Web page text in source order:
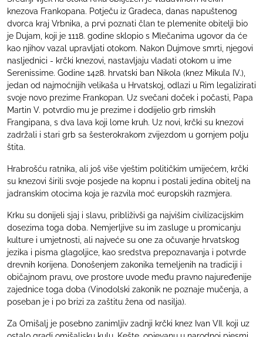
knezova Frankopana. Potječu iz Gradeca, danas napuštenog
dvorca kraj Vrbnika, a prvi poznati član te plemenite obitelji bio
je Dujam, koji je 1118. godine sklopio s Mlečanima ugovor da će
kao njihov vazal upravljati otokom. Nakon Dujmove smrti, njegovi
nasljednici - krčki knezovi, nastavljaju vladati otokom u ime
Serenissime. Godine 1428. hrvatski ban Nikola (knez Mikula IV.),
jedan od najmoćnijih velikaša u Hrvatskoj, odlazi u Rim legalizirati
svoje novo prezime Frankopan. Uz svečani doček i počasti, Papa
Martin V. potvrdio mu je prezime i dodijelio grb rimskih
Frangipana, s dva lava koji lome kruh. Uz novi, krčki su knezovi
zadržali i stari grb sa šesterokrakom zvijezdom u gornjem polju
štita.
Hrabrošću ratnika, ali još više vještim političkim umijećem, krčki
su knezovi širili svoje posjede na kopnu i postali jedina obitelj na
jadranskim otocima koja je razvila moć europskih razmjera.
Krku su donijeli sjaj i slavu, približivši ga najvišim civilizacijskim
dosezima toga doba. Nemjerljive su im zasluge u promicanju
kulture i umjetnosti, ali najveće su one za očuvanje hrvatskog
jezika i pisma glagoljice, kao sredstva prepoznavanja i potvrde
drevnih korijena. Donošenjem zakonika temeljenih na tradiciji i
običajnom pravu, ove prostore uvode među pravno najuređenije
zajednice toga doba (Vinodolski zakonik ne poznaje mučenja, a
poseban je i po brizi za zaštitu žena od nasilja).
Za Omišalj je posebno zanimljiv zadnji krčki knez Ivan VII. koji uz